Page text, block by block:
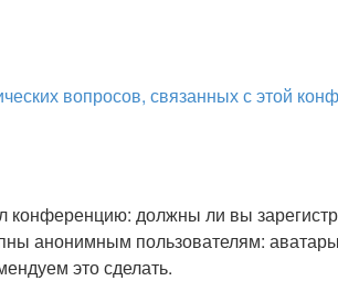
вопросов, связанных с этой
конференцию: должны ли вы
анонимным пользователям:
это сделать.